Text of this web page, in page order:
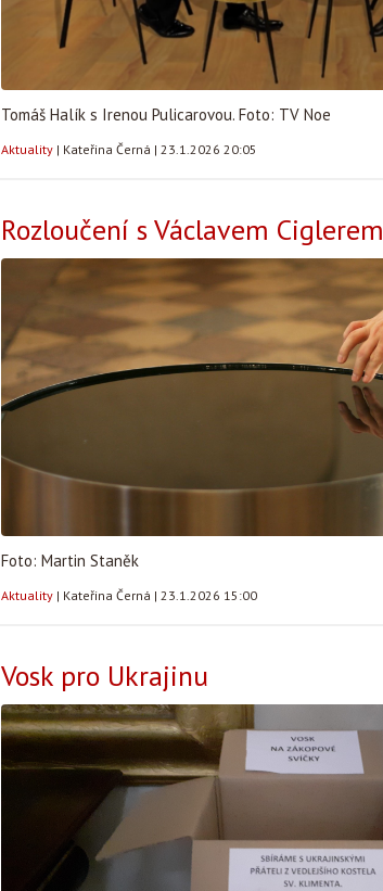
Tomáš Halík s Irenou Pulicarovou. Foto: TV Noe
Aktuality | Kateřina Černá | 23.1.2026 20:05
Rozloučení s Václavem Ciglerem
Foto: Martin Staněk
Aktuality | Kateřina Černá | 23.1.2026 15:00
Vosk pro Ukrajinu